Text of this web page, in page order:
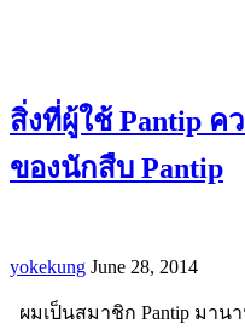
สิ่งที่ผู้ใช้ Pantip ค
ของนักสืบ Pantip
yokekung June 28, 2014
ผมเป็นสมาชิก Pantip มาน